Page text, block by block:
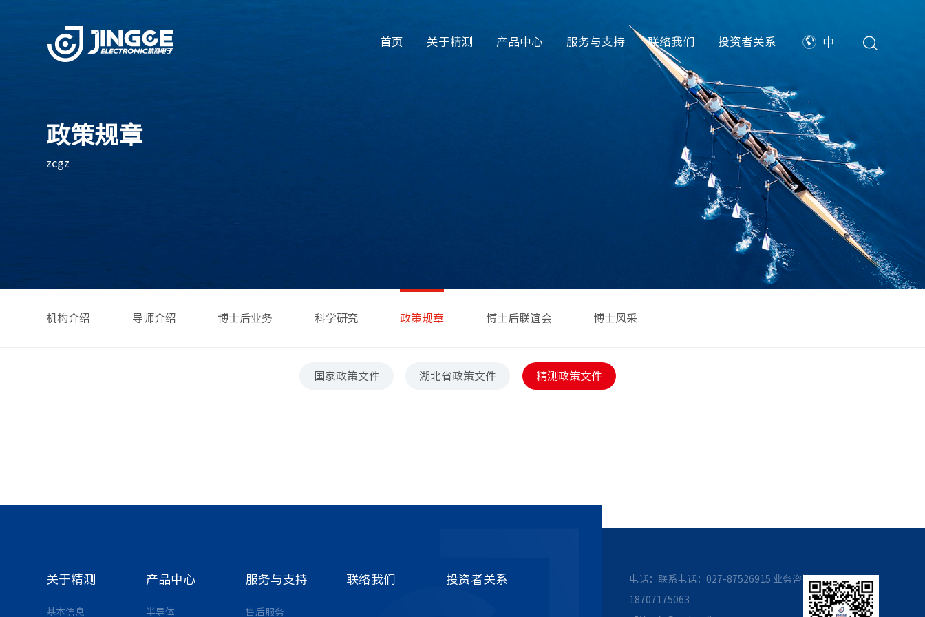
首页 关于精测 产品中心 服务与支持 联络我们 投资者关系 中
政策规章
zcgz
机构介绍 导师介绍 博士后业务 科学研究 政策规章 博士后联谊会 博士风采
国家政策文件 湖北省政策文件 精测政策文件
关于精测
基本信息
产品中心
半导体
服务与支持
售后服务
联络我们 投资者关系 电话：联系电话：027-87526915 业务咨询：
18707175063